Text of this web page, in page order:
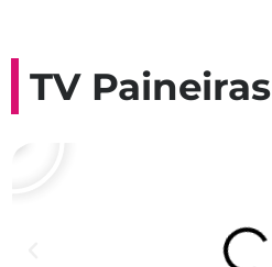
TV Paineiras